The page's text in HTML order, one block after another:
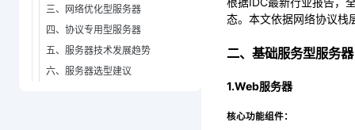
三、网络优化型服务器
四、协议专用型服务器
五、服务器技术发展趋势
六、服务器选型建议
态。本文依据网络协议栈
二、基础服务型服务器
1.Web服务器
核心功能组件：